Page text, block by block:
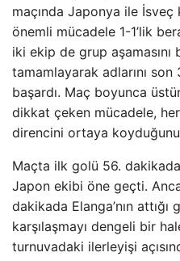
maçında Japonya ile İsveç
önemli mücadele 1-1’lik
iki ekip de grup aşamasını
tamamlayarak adlarını son
başardı. Maç boyunca
dikkat çeken mücadele,
direncini ortaya
Maçta ilk golü 56.
Japon ekibi öne geçti.
dakikada Elanga’nın
karşılaşmayı dengeli bir
turnuvadaki ilerleyişi